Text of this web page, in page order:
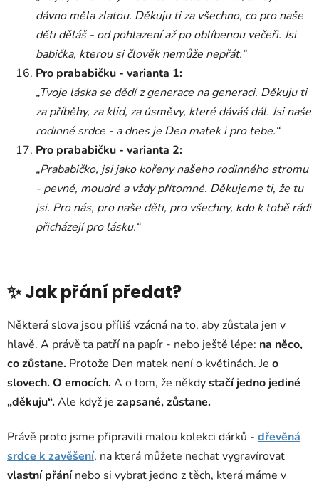
dávno měla zlatou. Děkuju ti za všechno, co pro naše
děti děláš - od pohlazení až po oblíbenou večeři. Jsi
babička, kterou si člověk nemůže nepřát.“
Pro prababičku - varianta 1:
„Tvoje láska se dědí z generace na generaci. Děkuju ti
za příběhy, za klid, za úsměvy, které dáváš dál. Jsi naše
rodinné srdce - a dnes je Den matek i pro tebe.“
Pro prababičku - varianta 2:
„Prababičko, jsi jako kořeny našeho rodinného stromu
- pevné, moudré a vždy přítomné. Děkujeme ti, že tu
jsi. Pro nás, pro naše děti, pro všechny, kdo k tobě rádi
přicházejí pro lásku.“
✨ Jak přání předat?
Některá slova jsou příliš vzácná na to, aby zůstala jen v
hlavě. A právě ta patří na papír - nebo ještě lépe: na něco,
co zůstane. Protože Den matek není o květinách. Je o
slovech. O emocích. A o tom, že někdystačí jedno jediné
„děkuju“. Ale když je zapsané, zůstane.
Právě proto jsme připravili malou kolekci dárků - dřevěná
srdce k zavěšení, na která můžete nechat vygravírovat
vlastní přánínebo si vybrat jedno z těch, která máme v